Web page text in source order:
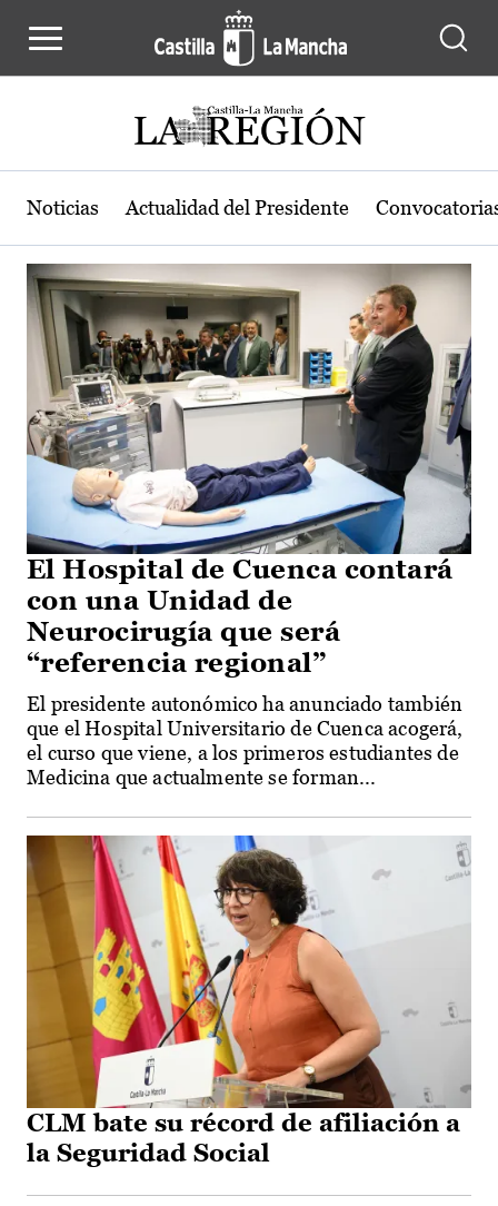
Actualidad de la región de Castilla-
Noticias Actualidad del Presidente
El Hospital de Cuenca contará
con una Unidad de
Neurocirugía que será
“referencia regional”
El presidente autonómico ha anunciado también
que el Hospital Universitario de Cuenca acogerá,
el curso que viene, a los primeros estudiantes de
Medicina que actualmente se forman...
CLM bate su récord de afiliación a
la Seguridad Social